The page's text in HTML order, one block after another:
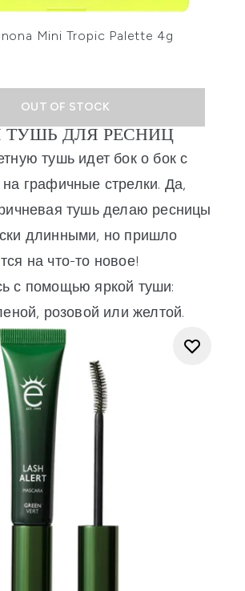
Mini Tropic Palette 4g
a maximum of 5
OUT OF STOCK
ТУШЬ ДЛЯ РЕСНИЦ
тушь идет бок о бок с
графичные стрелки. Да,
тушь делаю ресницы
длинными, но пришло
на что-то новое!
с помощью яркой туши:
розовой или желтой.